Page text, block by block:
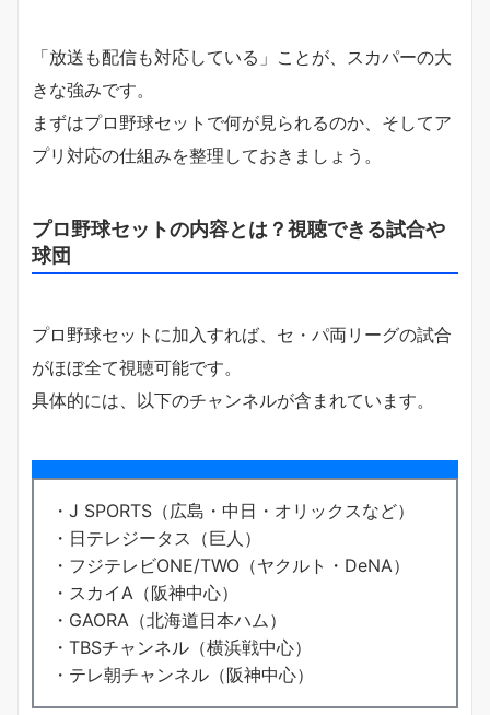
「放送も配信も対応している」ことが、スカパーの大
きな強みです。
まずはプロ野球セットで何が見られるのか、そしてア
プリ対応の仕組みを整理しておきましょう。
プロ野球セットの内容とは？視聴できる試合や
球団
プロ野球セットに加入すれば、セ・パ両リーグの試合
がほぼ全て視聴可能です。
具体的には、以下のチャンネルが含まれています。
・J SPORTS（広島・中日・オリックスなど）
・日テレジータス（巨人）
・フジテレビONE/TWO（ヤクルト・DeNA）
・スカイA（阪神中心）
・GAORA（北海道日本ハム）
・TBSチャンネル（横浜戦中心）
・テレ朝チャンネル（阪神中心）